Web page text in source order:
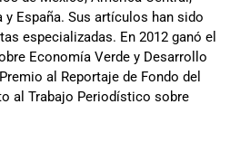
y España. Sus artículos han sido
especializadas. En 2012 ganó el
Economía Verde y Desarrollo
al Reportaje de Fondo del
al Trabajo Periodístico sobre